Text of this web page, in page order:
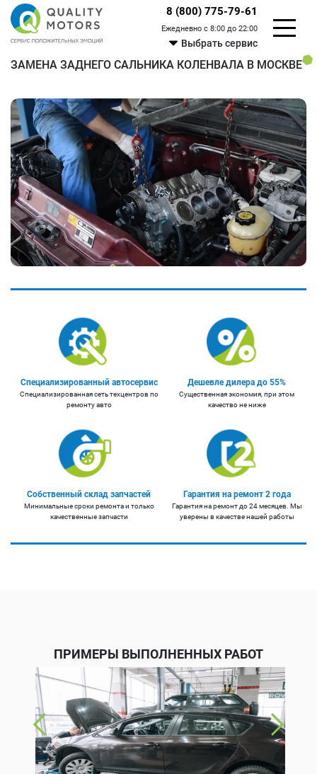
8 (800) 775-79-61
Ежедневно с 8:00 до 22:00
Выбрать сервис
ЗАМЕНА ЗАДНЕГО САЛЬНИКА КОЛЕНВАЛА В МОСКВЕ
Специализированный автосервис
Специализированная сеть техцентров по
ремонту авто
Дешевле дилера до 55%
Существенная экономия, при этом
качество не ниже
Собственный склад запчастей
Минимальные сроки ремонта и только
качественные запчасти
Гарантия на ремонт 2 года
Гарантия на ремонт до 24 месяцев. Мы
уверены в качестве нашей работы
ПРИМЕРЫ ВЫПОЛНЕННЫХ РАБОТ